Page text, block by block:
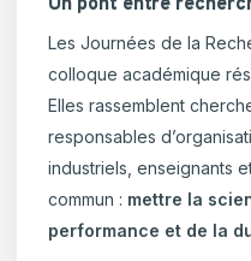
Les Journées de la
colloque académique
Elles rassemblent
responsables
industriels, enseignants
commun : mettre la
performance et de la